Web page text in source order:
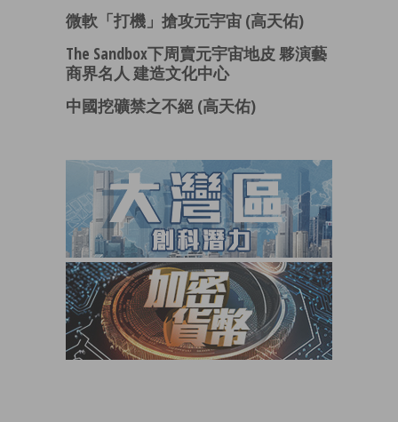
微軟「打機」搶攻元宇宙 (高天佑)
The Sandbox下周賣元宇宙地皮 夥演藝
商界名人 建造文化中心
中國挖礦禁之不絕 (高天佑)